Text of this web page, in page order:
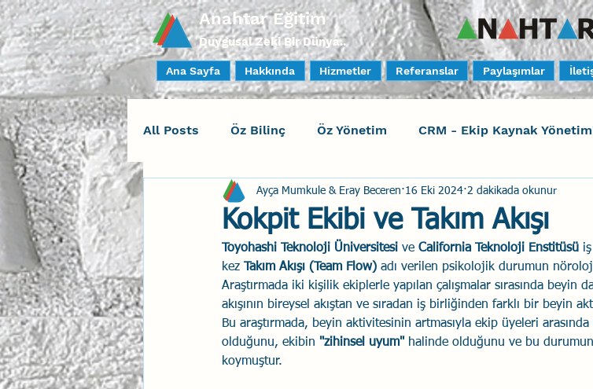
Anahtar Eğitim
Duygusal Zeki Bir Dünya..
Ana Sayfa Hakkında Hizmetler Referanslar Paylaşımlar
All Posts Öz Bilinç Öz Yönetim CRM - Ekip Kaynak
Sosyal Bilinç İlişki Yönetimi Harrison Assessments
Yaratıcı Drama İnsan Faktörleri - Human Factors Güvenli
Duygusal Zeka Koçluğu Uçak Kazaları Sosyal Zekâ
Kokpit Ekibi ve Takım Akışı
Ayça Mumkule & Eray Beceren 16 Eki 2024 2 dakikada okunur
Toyohashi Teknoloji Üniversitesi ve California Teknoloji Enstitüsü
kez
Takım Akışı (Team Flow) adı verilen psikolojik durumun
Araştırmada iki kişilik ekiplerle yapılan çalışmalar sırasında beyin
akışının bireysel akıştan ve sıradan iş birliğinden farklı bir beyin
Bu araştırmada, beyin aktivitesinin artmasıyla ekip üyeleri
olduğunu, ekibin "zihinsel uyum" halinde olduğunu ve bu durumun
koymuştur.